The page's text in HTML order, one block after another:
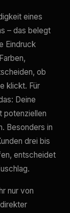
eines
– das belegt
Eindruck
ob
klickt. Für
Deine
potenziellen
Besonders in
drei bis
entscheidet
nur von